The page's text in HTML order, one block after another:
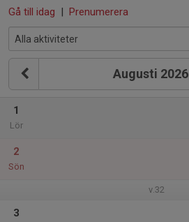
Gå till idag | Prenumerera
Augusti 2026
1
Lör
2
Sön
v.32
3